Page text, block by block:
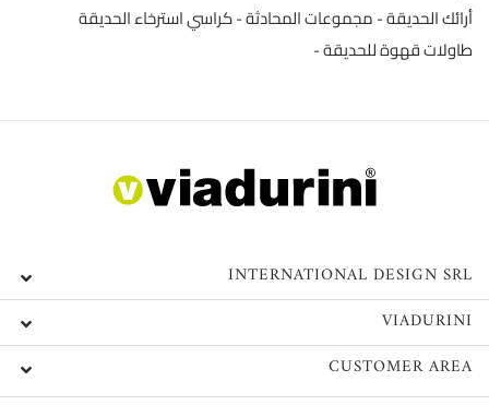
كراسي استرخاء الحديقة مجموعات المحادثة أرائك الحديقة
طاولات قهوة للحديقة
INTERNATIONAL DESIGN SRL
VIADURINI
CUSTOMER AREA